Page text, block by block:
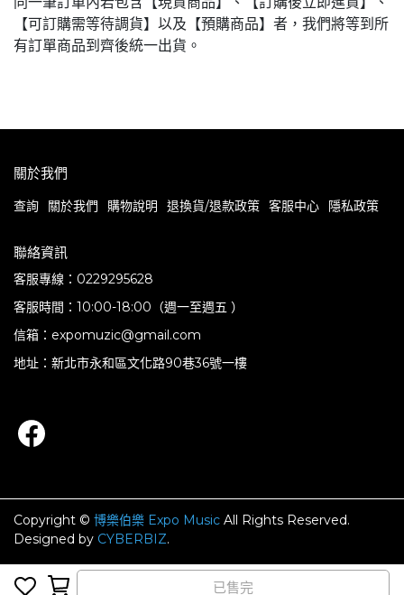
已售完
【可訂購需等待調貨】以及【預購商品】者，我們將等到所
有訂單商品到齊後統一出貨。
關於我們
查詢 關於我們 購物說明 退換貨/退款政策 客服中心 隱私政策
聯絡資訊
客服專線：0229295628
客服時間：10:00-18:00（週一至週五 ）
信箱：expomuzic@gmail.com
地址：新北市永和區文化路90巷36號一樓
Copyright © 博樂伯樂 Expo Music All Rights Reserved.
Designed by CYBERBIZ.